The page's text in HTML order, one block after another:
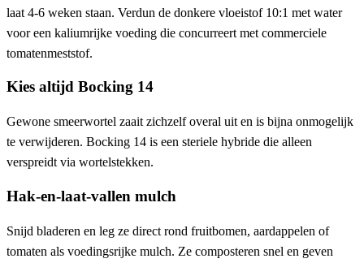
laat 4-6 weken staan. Verdun de donkere vloeistof 10:1 met water
voor een kaliumrijke voeding die concurreert met commerciele
tomatenmeststof.
Kies altijd Bocking 14
Gewone smeerwortel zaait zichzelf overal uit en is bijna onmogelijk
te verwijderen. Bocking 14 is een steriele hybride die alleen
verspreidt via wortelstekken.
Hak-en-laat-vallen mulch
Snijd bladeren en leg ze direct rond fruitbomen, aardappelen of
tomaten als voedingsrijke mulch. Ze composteren snel en geven